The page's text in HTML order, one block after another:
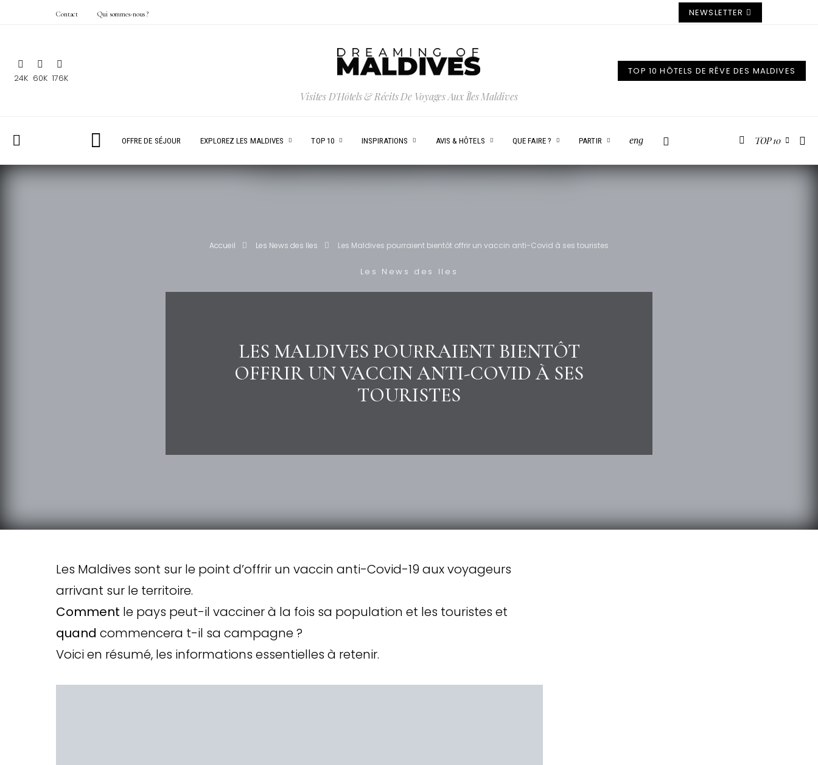
Contact Qui sommes-nous ? NEWSLETTER
24K 60K 176K
Visites D'Hôtels & Récits De Voyages Aux Îles Maldives
TOP 10 HÔTELS DE RÊVE DES MALDIVES
OFFRE DE SÉJOUR EXPLOREZ LES MALDIVES TOP 10 INSPIRATIONS AVIS & HÔTELS QUE FAIRE ? PARTIR eng TOP 10
Accueil Les News des Iles Les Maldives pourraient bientôt offrir un vaccin anti-Covid à ses touristes
Les News des Iles
LES MALDIVES POURRAIENT BIENTÔT
OFFRIR UN VACCIN ANTI-COVID À SES
TOURISTES
Les Maldives sont sur le point d’offrir un vaccin anti-Covid-19 aux voyageurs
arrivant sur le territoire.
Comment le pays peut-il vacciner à la fois sa population et les touristes et
quand commencera t-il sa campagne ?
Voici en résumé, les informations essentielles à retenir.